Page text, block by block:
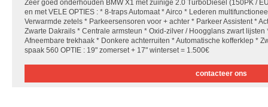
Zéér goed onderhouden BMW X1 met zuinige 2.0 TurboDiesel (150PK /
en met VELE OPTIES : * 8-traps Automaat * Airco * Lederen
Verwarmde zetels * Parkeersensoren voor + achter * Parkeer Assistent *
Zwarte Dakrails * Centrale armsteun * Oxid-zilver / Hoogglans zwart lijsten
Afneembare trekhaak * Donkere achterruiten * Automatische kofferklep *
spaak 560 OPTIE : 19" zomerset + 17" winterset = 1.500€
contacteer ons